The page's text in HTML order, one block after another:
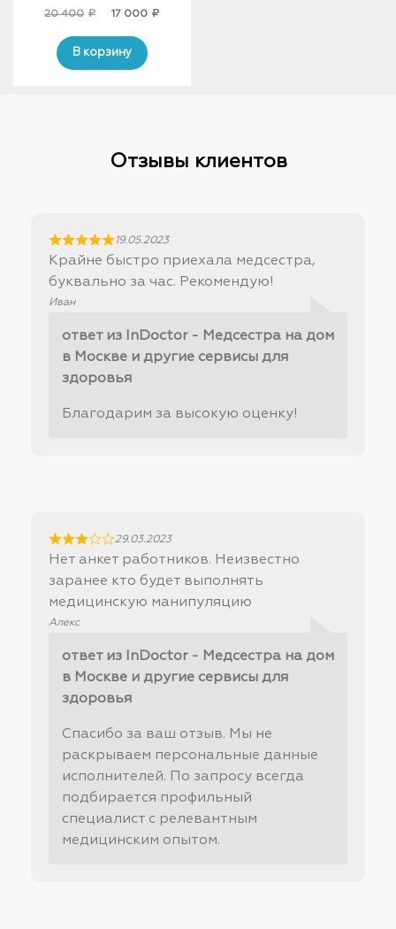
20 400 ₽
Original
was:
20
17 000 ₽Current
В корзину
Отзывы клиентов
19.05.2023
Крайне быстро приехала медсестра,
буквально за час. Рекомендую!
Иван
ответ из InDoctor - Медсестра на дом
в Москве и другие сервисы для
здоровья
Благодарим за высокую оценку!
29.03.2023
Нет анкет работников. Неизвестно
заранее кто будет выполнять
медицинскую манипуляцию
Алекс
ответ из InDoctor - Медсестра на дом
в Москве и другие сервисы для
здоровья
Спасибо за ваш отзыв. Мы не
раскрываем персональные данные
исполнителей. По запросу всегда
подбирается профильный
специалист с релевантным
медицинским опытом.